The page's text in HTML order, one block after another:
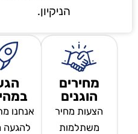
הניקיון.
מחירים
הוגנים
הצעות מחיר
משתלמות
אנחנו
להגעה